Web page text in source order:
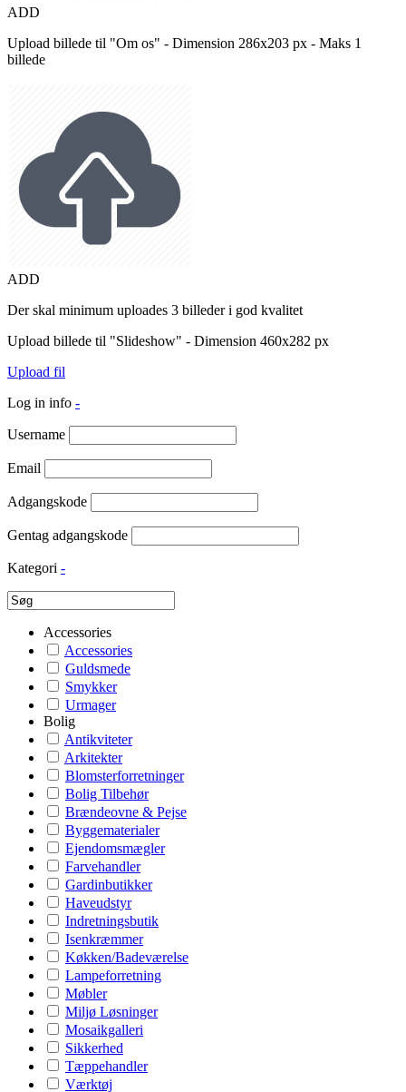
ADD
Upload billede til "Om os" - Dimension 286x203 px - Maks 1
billede
ADD
Der skal minimum uploades 3 billeder i god kvalitet
Upload billede til "Slideshow" - Dimension 460x282 px
Upload fil
Log in info -
Username
Email
Adgangskode
Gentag adgangskode
Kategori -
Accessories
Accessories
Guldsmede
Smykker
Urmager
Bolig
Antikviteter
Arkitekter
Blomsterforretninger
Bolig Tilbehør
Brændeovne & Pejse
Byggematerialer
Ejendomsmægler
Farvehandler
Gardinbutikker
Haveudstyr
Indretningsbutik
Isenkræmmer
Køkken/Badeværelse
Lampeforretning
Møbler
Miljø Løsninger
Mosaikgalleri
Sikkerhed
Tæppehandler
Værktøj